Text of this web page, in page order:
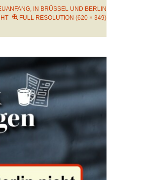
IN BRÜSSEL UND BERLIN
FULL RESOLUTION (620 × 349)